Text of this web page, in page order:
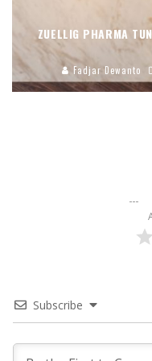
ZUELLIG PHARMA
Fadjar Dewanto
Subscribe